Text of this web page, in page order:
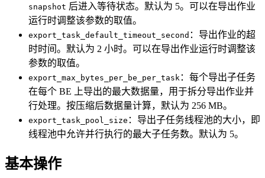
snapshot 后进入等待状态。默认为 5。可以在导出作业
运行时调整该参数的取值。
export_task_default_timeout_second ：导出作业的超
时时间。默认为 2 小时。可以在导出作业运行时调整该
参数的取值。
export_max_bytes_per_be_per_task ：每个导出子任务
在每个 BE 上导出的最大数据量，用于拆分导出作业并
行处理。按压缩后数据量计算，默认为 256 MB。
export_task_pool_size ：导出子任务线程池的大小，即
线程池中允许并行执行的最大子任务数。默认为 5。
基本操作